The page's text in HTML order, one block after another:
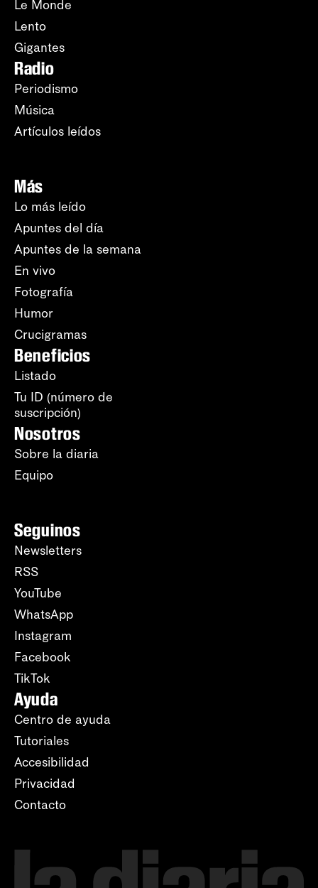
Le Monde
Lento
Gigantes
Radio
Periodismo
Música
Artículos leídos
Más
Lo más leído
Apuntes del día
Apuntes de la semana
En vivo
Fotografía
Humor
Crucigramas
Beneficios
Listado
Tu ID (número de
suscripción)
Nosotros
Sobre la diaria
Equipo
Seguinos
Newsletters
RSS
YouTube
WhatsApp
Instagram
Facebook
TikTok
Ayuda
Centro de ayuda
Tutoriales
Accesibilidad
Privacidad
Contacto